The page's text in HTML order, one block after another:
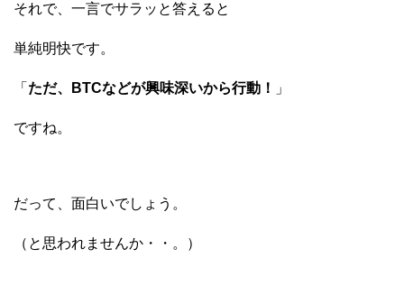
それで、一言でサラッと答えると
単純明快です。
「 ただ、BTCなどが興味深いから行動！ 」
ですね。
だって、面白いでしょう。
（と思われませんか・・。）